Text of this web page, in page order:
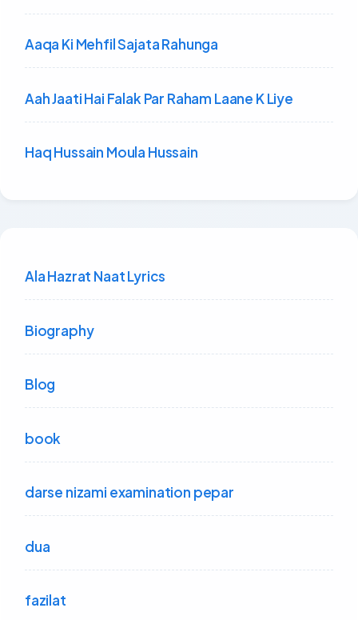
Aaqa Ki Mehfil Sajata Rahunga
Aah Jaati Hai Falak Par Raham Laane K Liye
Haq Hussain Moula Hussain
Ala Hazrat Naat Lyrics
Biography
Blog
book
darse nizami examination pepar
dua
fazilat